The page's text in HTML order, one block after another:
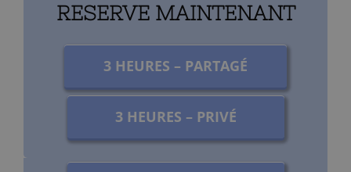
RESERVE MAINTENANT
3 HEURES – PARTAGÉ
3 HEURES – PRIVÉ